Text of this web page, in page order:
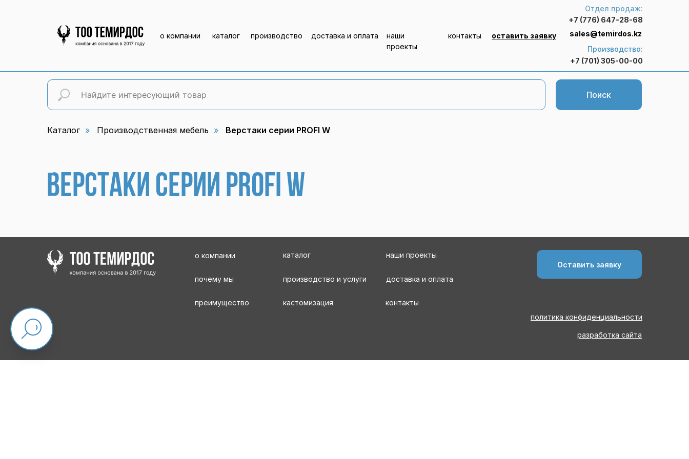
контакты оставить заявку
наши
проекты
производство доставка и оплата
каталог
о компании
Отдел продаж:
+7 (776) 647-28-68
Производство:
+7 (701) 305-00-00
sales@temirdos.kz
Поиск
Каталог » Производственная мебель » Верстаки серии PROFI W
Верстаки серии PROFI W
разработка сайта
политика конфиденциальности
контакты
наши проекты
доставка и оплата
кастомизация
производство и услуги
каталог
преимущество
почему мы
о компании
Оставить заявку